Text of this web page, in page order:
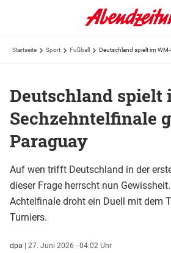
Startseite Sport Fußball
Deutschland spielt
Sechzehntelfinale
Paraguay
Auf wen trifft Deutschland in der
dieser Frage herrscht nun
Achtelfinale droht ein Duell mit dem
Turniers.
dpa | 27. Juni 2026 - 04:02 Uhr